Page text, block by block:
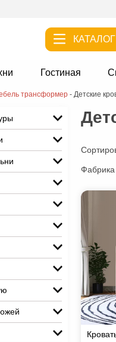
КАТАЛОГ
Гостиная
трансформер - Детские